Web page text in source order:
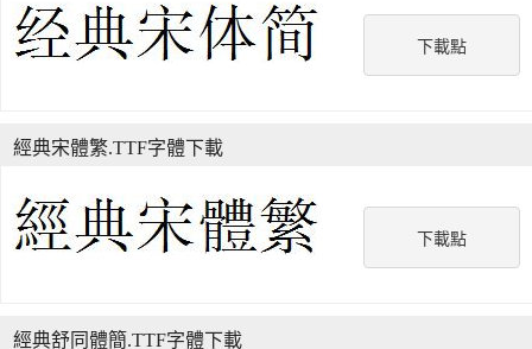
下載點
下載點
經典宋體繁.TTF字體下載
經典舒同體簡.TTF字體下載